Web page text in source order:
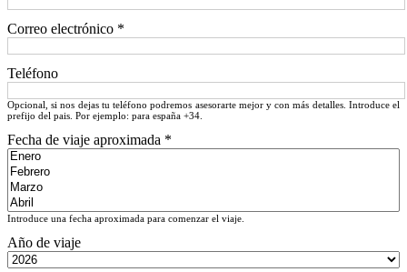
Correo electrónico *
Teléfono
Opcional, si nos dejas tu teléfono podremos asesorarte mejor y con más detalles. Introduce el
prefijo del pais. Por ejemplo: para españa +34.
Fecha de viaje aproximada *
Introduce una fecha aproximada para comenzar el viaje.
Año de viaje